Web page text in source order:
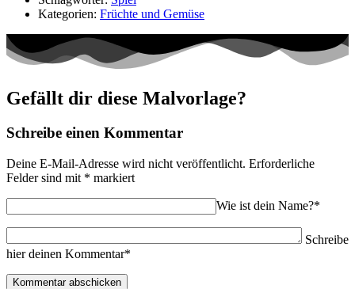
Kategorien: Früchte und Gemüse
Gefällt dir diese Malvorlage?
Schreibe einen Kommentar
Deine E-Mail-Adresse wird nicht veröffentlicht. Erforderliche
Felder sind mit * markiert
Wie ist dein Name?*
Schreibe
hier deinen Kommentar*